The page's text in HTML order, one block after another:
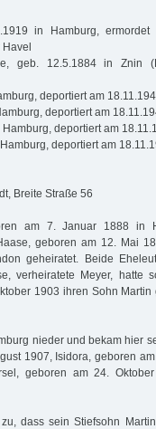
in Hamburg,
Havel
geb. 12.5.1884 in Znin
deportiert am
deportiert am
deportiert am
deportiert am
Breite Straße 56
am 7. Januar 1888 in
geboren am 12. Mai
geheiratet. Beide
verheiratete Meyer, hatte
1903 ihren Sohn Martin
nieder und bekam hier
1907, Isidora, geboren
geboren am 24.
dass sein Stiefsohn